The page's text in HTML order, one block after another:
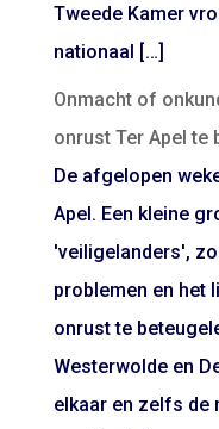
Tweede Kamer
nationaal […]
Onmacht of
onrust Ter Apel te
De afgelopen
Apel. Een kleine
'veiligelanders',
problemen en het
onrust te
Westerwolde en
elkaar en zelfs de